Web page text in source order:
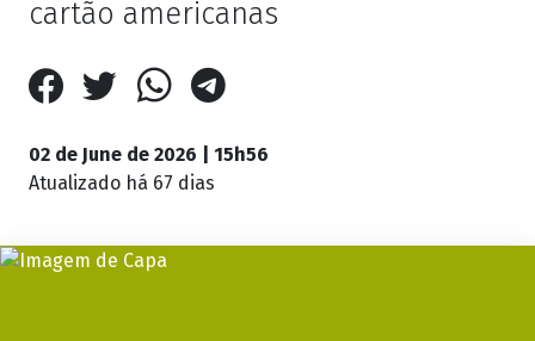
cartão americanas
02 de June de 2026 | 15h56
Atualizado há 67 dias